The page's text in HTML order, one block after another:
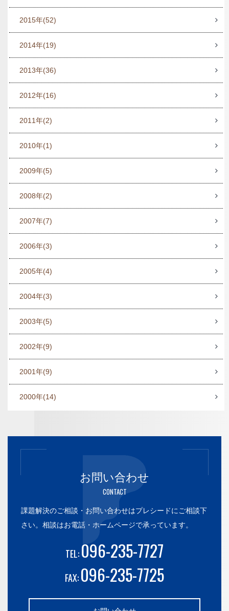
2015年(52)
2014年(19)
2013年(36)
2012年(16)
2011年(2)
2010年(1)
2009年(5)
2008年(2)
2007年(7)
2006年(3)
2005年(4)
2004年(3)
2003年(5)
2002年(9)
2001年(9)
2000年(14)
お問い合わせ
CONTACT
課題解決のご相談・お問い合わせはプレシードにご相談下
さい。 相談はお電話・ホームページで承っています。
TEL:096-235-7727
FAX:096-235-7725